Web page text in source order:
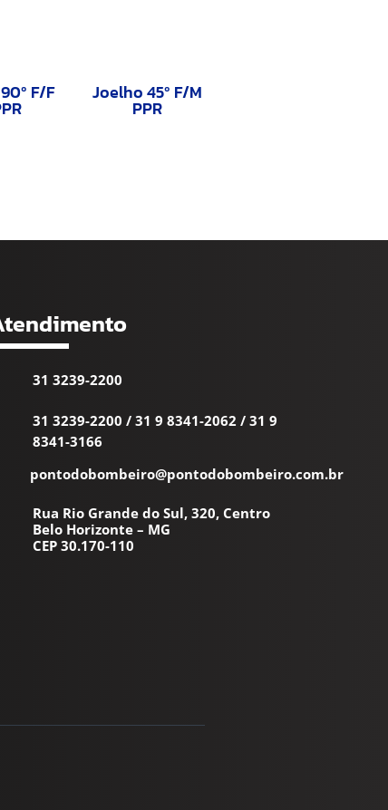
F/F Joelho 45º F/M
PPR
31 3239-2200
31 3239-2200 / 31 9 8341-2062 / 31 9
8341-3166
pontodobombeiro@pontodobombeiro.com.br
Rua Rio Grande do Sul, 320, Centro
Belo Horizonte – MG
CEP 30.170-110